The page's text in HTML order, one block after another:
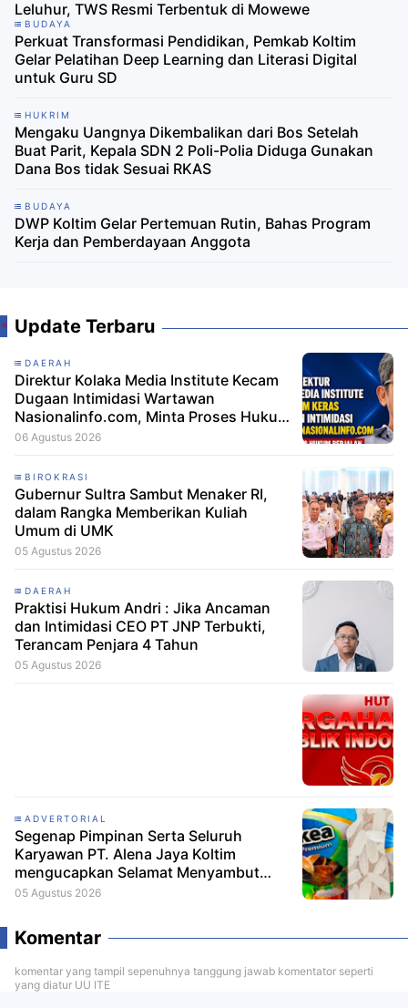
Leluhur, TWS Resmi Terbentuk di Mowewe
BUDAYA
Perkuat Transformasi Pendidikan, Pemkab Koltim
Gelar Pelatihan Deep Learning dan Literasi Digital
untuk Guru SD
HUKRIM
Mengaku Uangnya Dikembalikan dari Bos Setelah
Buat Parit, Kepala SDN 2 Poli-Polia Diduga Gunakan
Dana Bos tidak Sesuai RKAS
BUDAYA
DWP Koltim Gelar Pertemuan Rutin, Bahas Program
Kerja dan Pemberdayaan Anggota
Update Terbaru
DAERAH
Direktur Kolaka Media Institute Kecam
Dugaan Intimidasi Wartawan
Nasionalinfo.com, Minta Proses Hukum
Berjalan
06 Agustus 2026
BIROKRASI
Gubernur Sultra Sambut Menaker RI,
dalam Rangka Memberikan Kuliah
Umum di UMK
05 Agustus 2026
DAERAH
Praktisi Hukum Andri : Jika Ancaman
dan Intimidasi CEO PT JNP Terbukti,
Terancam Penjara 4 Tahun
05 Agustus 2026
ADVERTORIAL
Segenap Pimpinan Serta Seluruh
Karyawan PT. Alena Jaya Koltim
mengucapkan Selamat Menyambut
HUT RI ke-81
05 Agustus 2026
Komentar
komentar yang tampil sepenuhnya tanggung jawab komentator seperti
yang diatur UU ITE